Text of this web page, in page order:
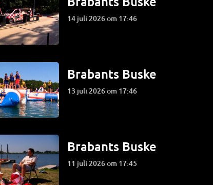
14 juli 2026 om 17:46
Brabants Buske
13 juli 2026 om 17:46
Brabants Buske
11 juli 2026 om 17:45